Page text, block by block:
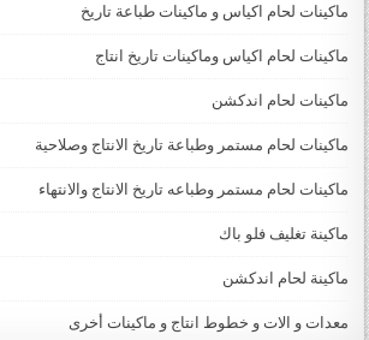
ماكينات لحام اكياس و ماكينات طباعة تاريخ
ماكينات لحام اكياس وماكينات تاريخ انتاج
ماكينات لحام اندكشن
ماكينات لحام مستمر وطباعة تاريخ الانتاج وصلاحية
ماكينات لحام مستمر وطباعه تاريخ الانتاج والانتهاء
ماكينة تغليف فلو باك
ماكينة لحام اندكشن
معدات و الات و خطوط انتاج و ماكينات أخرى